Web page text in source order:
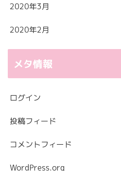
2020年3月
2020年2月
メタ情報
ログイン
投稿フィード
コメントフィード
WordPress.org